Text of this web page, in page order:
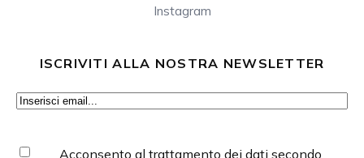
Instagram
ISCRIVITI ALLA NOSTRA NEWSLETTER
Email(Obbligatorio)
Consenso(Obbligatorio)
Acconsento al trattamento dei dati secondo